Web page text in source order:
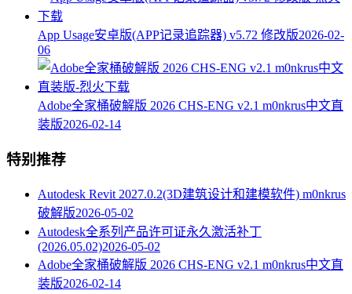
App Usage安卓版(APP记录追踪器) v5.72 修改版2026-02-
06
Adobe全家桶破解版 2026 CHS-ENG v2.1 m0nkrus中文直
装版2026-02-14
特别推荐
Autodesk Revit 2027.0.2(3D建筑设计和建模软件) m0nkrus
破解版2026-05-02
Autodesk全系列产品许可证永久激活补丁
(2026.05.02)2026-05-02
Adobe全家桶破解版 2026 CHS-ENG v2.1 m0nkrus中文直
装版2026-02-14